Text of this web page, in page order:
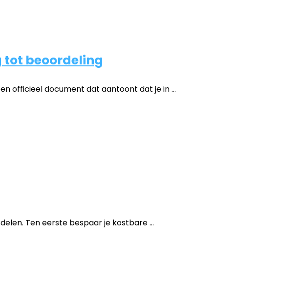
beoordeling
officieel document dat aantoont dat je in ...
Ten eerste bespaar je kostbare ...